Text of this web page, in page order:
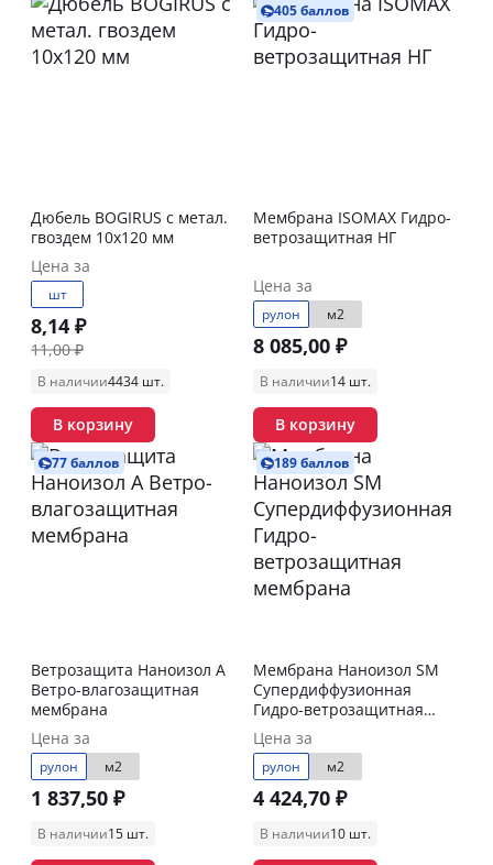
Дюбель BOGIRUS с метал.
гвоздем 10х120 мм
Цена за
шт
8,14 ₽
11,00 ₽
В наличии4434 шт.
В корзину
405 баллов
Мембрана ISOMAX Гидро-
ветрозащитная НГ
Цена за
рулон м2
8 085,00 ₽
В наличии14 шт.
В корзину
77 баллов
Ветрозащита Наноизол А
Ветро-влагозащитная
мембрана
Цена за
рулон м2
1 837,50 ₽
В наличии15 шт.
189 баллов
Мембрана Наноизол SM
Супердиффузионная
Гидро-ветрозащитная
мембрана
Цена за
рулон м2
4 424,70 ₽
В наличии10 шт.